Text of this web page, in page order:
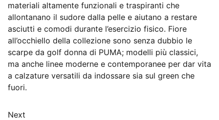
materiali altamente funzionali e traspiranti che
allontanano il sudore dalla pelle e aiutano a restare
asciutti e comodi durante l’esercizio fisico. Fiore
all’occhiello della collezione sono senza dubbio le
scarpe da golf donna di PUMA; modelli più classici,
ma anche linee moderne e contemporanee per dar vita
a calzature versatili da indossare sia sul green che
fuori.
Next